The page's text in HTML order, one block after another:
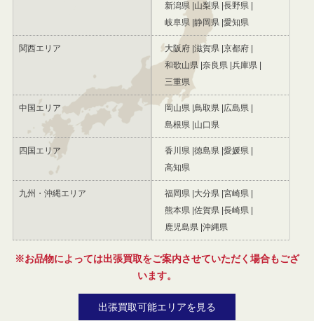
新潟県 山梨県 長野県
岐阜県 静岡県 愛知県
関西エリア 大阪府 滋賀県 京都府
和歌山県 奈良県 兵庫県
三重県
中国エリア 岡山県 鳥取県 広島県
島根県 山口県
四国エリア 香川県 徳島県 愛媛県
高知県
九州・沖縄エリア 福岡県 大分県 宮崎県
熊本県 佐賀県 長崎県
鹿児島県 沖縄県
※お品物によっては出張買取をご案内させていただく場合もござ
います。
出張買取可能エリアを見る